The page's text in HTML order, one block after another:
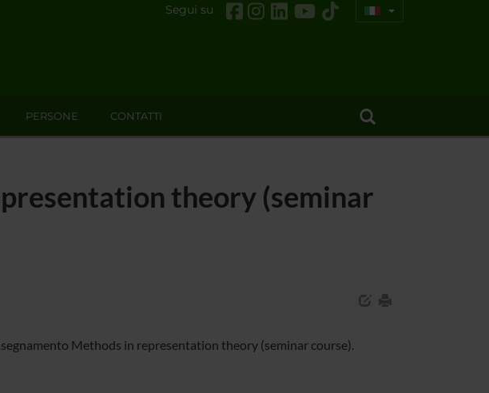
Segui su
PERSONE CONTATTI
theory (seminar
Methods in representation theory (seminar course).